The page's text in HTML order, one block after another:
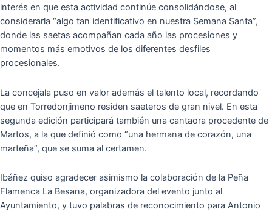
interés en que esta actividad continúe consolidándose, al
considerarla “algo tan identificativo en nuestra Semana Santa”,
donde las saetas acompañan cada año las procesiones y
momentos más emotivos de los diferentes desfiles
procesionales.
La concejala puso en valor además el talento local, recordando
que en Torredonjimeno residen saeteros de gran nivel. En esta
segunda edición participará también una cantaora procedente de
Martos, a la que definió como “una hermana de corazón, una
marteña”, que se suma al certamen.
Ibáñez quiso agradecer asimismo la colaboración de la Peña
Flamenca La Besana, organizadora del evento junto al
Ayuntamiento, y tuvo palabras de reconocimiento para Antonio